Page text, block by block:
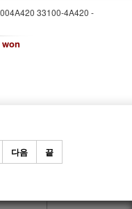
33100-4A420 -
won
다음 끝